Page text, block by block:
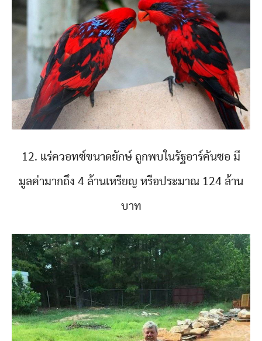
12. แร่ควอทซ์ขนาดยักษ์ ถูกพบในรัฐอาร์คันซอ มี
มูลค่ามากถึง 4 ล้านเหรียญ หรือประมาณ 124 ล้าน
บาท